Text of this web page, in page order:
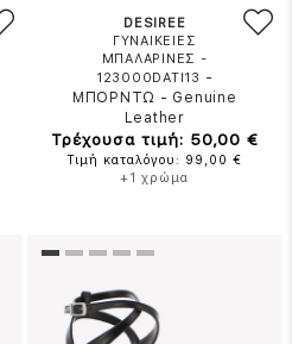
DESIREE
ΓΥΝΑΙΚΕΙΕΣ
ΜΠΑΛΑΡΙΝΕΣ -
123000DATI13 -
ΜΠΟΡΝΤΩ - Genuine
Leather
Τρέχουσα τιμή: 50,00 €
Τιμή καταλόγου: 99,00 €
+1 χρώμα